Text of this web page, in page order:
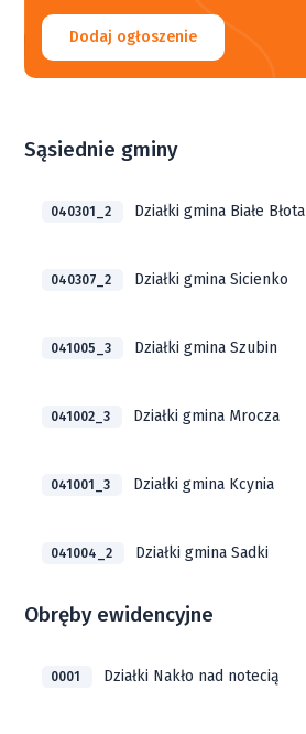
Dodaj ogłoszenie
Sąsiednie gminy
040301_2 Działki gmina Białe Błota
040307_2 Działki gmina Sicienko
041005_3 Działki gmina Szubin
041002_3 Działki gmina Mrocza
041001_3 Działki gmina Kcynia
041004_2 Działki gmina Sadki
Obręby ewidencyjne
0001 Działki Nakło nad notecią